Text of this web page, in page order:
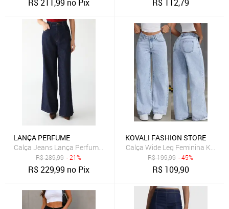
R$211,99 no Pix R$ 112,79
LANÇA PERFUME
Calça Jeans Lança Perfume Wide Leg Lisa Azul
R$289,99 - 21%
R$229,99 no Pix
KOVALI FASHION STORE
Calça Wide Leg Feminina
R$199,99 - 45%
R$ 109,90